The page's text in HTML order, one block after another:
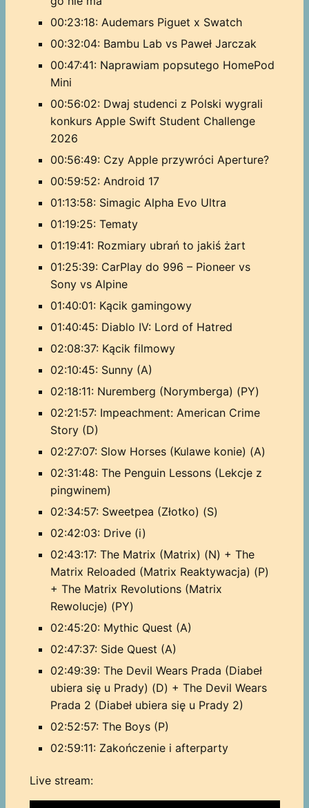
00:23:18: Audemars Piguet x Swatch
00:32:04: Bambu Lab vs Paweł Jarczak
00:47:41: Naprawiam popsutego HomePod
Mini
00:56:02: Dwaj studenci z Polski wygrali
konkurs Apple Swift Student Challenge
2026
00:56:49: Czy Apple przywróci Aperture?
00:59:52: Android 17
01:13:58: Simagic Alpha Evo Ultra
01:19:25: Tematy
01:19:41: Rozmiary ubrań to jakiś żart
01:25:39: CarPlay do 996 – Pioneer vs
Sony vs Alpine
01:40:01: Kącik gamingowy
01:40:45: Diablo IV: Lord of Hatred
02:08:37: Kącik filmowy
02:10:45: Sunny (A)
02:18:11: Nuremberg (Norymberga) (PY)
02:21:57: Impeachment: American Crime
Story (D)
02:27:07: Slow Horses (Kulawe konie) (A)
02:31:48: The Penguin Lessons (Lekcje z
pingwinem)
02:34:57: Sweetpea (Złotko) (S)
02:42:03: Drive (i)
02:43:17: The Matrix (Matrix) (N) + The
Matrix Reloaded (Matrix Reaktywacja) (P)
+ The Matrix Revolutions (Matrix
Rewolucje) (PY)
02:45:20: Mythic Quest (A)
02:47:37: Side Quest (A)
02:49:39: The Devil Wears Prada (Diabeł
ubiera się u Prady) (D) + The Devil Wears
Prada 2 (Diabeł ubiera się u Prady 2)
02:52:57: The Boys (P)
02:59:11: Zakończenie i afterparty
Live stream: